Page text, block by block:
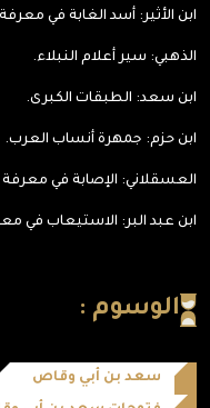
ابن الأثير: أسد الغابة في
الذهبي: سير أعلام النبلاء.
ابن سعد: الطبقات الكبرى.
ابن حزم: جمهرة أنساب العرب.
العسقلاني: الإصابة في
ابن عبد البر: الاستيعاب في
الوسوم :
سعد بن أبي وقاص